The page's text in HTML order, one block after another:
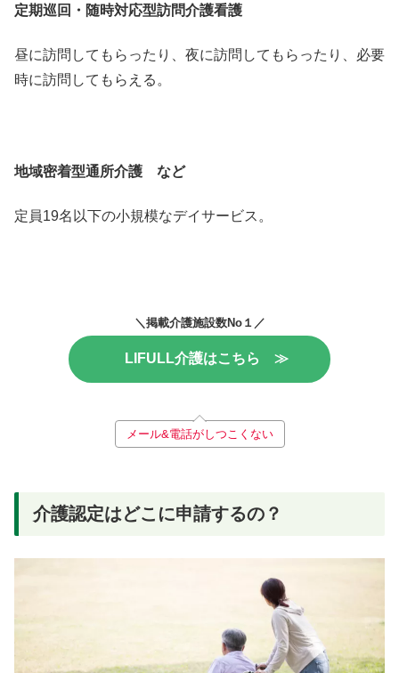
定期巡回・随時対応型訪問介護看護
昼に訪問してもらったり、夜に訪問してもらったり、必要
時に訪問してもらえる。
地域密着型通所介護 など
定員19名以下の小規模なデイサービス。
＼掲載介護施設数No１／
LIFULL介護はこちら ≫
メール&電話がしつこくない
介護認定はどこに申請するの？